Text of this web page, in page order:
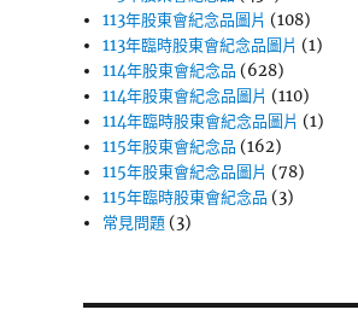
113年股東會紀念品圖片 (108)
113年臨時股東會紀念品圖片 (1)
114年股東會紀念品 (628)
114年股東會紀念品圖片 (110)
114年臨時股東會紀念品圖片 (1)
115年股東會紀念品 (162)
115年股東會紀念品圖片 (78)
115年臨時股東會紀念品 (3)
常見問題 (3)